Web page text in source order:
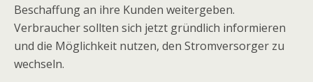
Beschaffung an ihre Kunden weitergeben.
Verbraucher sollten sich jetzt gründlich informieren
und die Möglichkeit nutzen, den Stromversorger zu
wechseln.